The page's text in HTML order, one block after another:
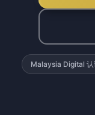
Malaysia Digital 认